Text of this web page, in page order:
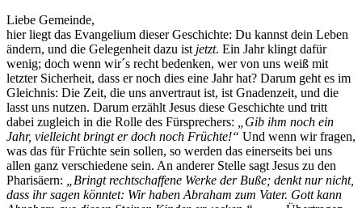
Liebe Gemeinde,
hier liegt das Evangelium dieser Geschichte: Du kannst dein Leben
ändern, und die Gelegenheit dazu ist jetzt. Ein Jahr klingt dafür
wenig; doch wenn wir´s recht bedenken, wer von uns weiß mit
letzter Sicherheit, dass er noch dies eine Jahr hat? Darum geht es im
Gleichnis: Die Zeit, die uns anvertraut ist, ist Gnadenzeit, und die
lasst uns nutzen. Darum erzählt Jesus diese Geschichte und tritt
dabei zugleich in die Rolle des Fürsprechers:
„Gib ihm noch ein
Jahr, vielleicht bringt er doch noch Früchte!“ Und wenn wir fragen,
was das für Früchte sein sollen, so werden das einerseits bei uns
allen ganz verschiedene sein. An anderer Stelle sagt Jesus zu den
Pharisäern:
„Bringt rechtschaffene Werke der Buße; denkt nur nicht,
dass ihr sagen könntet: Wir haben Abraham zum Vater. Gott kann